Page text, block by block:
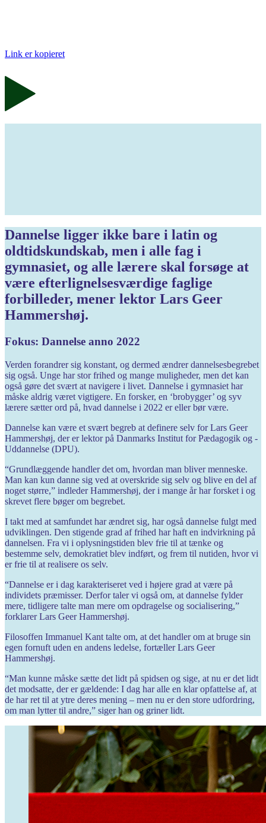
Link er kopieret
Dannelse ligger ikke bare i latin og
oldtidskundskab, men i alle fag i
gymnasiet, og alle lærere skal forsøge at
være efterlignelsesværdige faglige
forbilleder, mener lektor Lars Geer
Hammershøj.
Fokus: Dannelse anno 2022
Verden forandrer sig konstant, og dermed ændrer dannelsesbegrebet
sig også. Unge har stor frihed og mange muligheder, men det kan
også gøre det svært at navigere i livet. Dannelse i gymnasiet har
måske aldrig været vigtigere. En forsker, en ‘brobygger’ og syv
lærere sætter ord på, hvad dannelse i 2022 er eller bør være.
Dannelse kan være et svært begreb at definere selv for Lars Geer
Hammershøj, der er lektor på Danmarks Institut for Pædagogik og ­
Uddannelse (DPU).
“Grundlæggende handler det om, hvordan man bliver menneske.
Man kan kun danne sig ved at ­overskride sig selv og blive en del af
noget større,” indleder Hammershøj, der i mange år har forsket i og
skrevet flere bøger om begrebet.
I takt med at samfundet har ­ændret sig, har også dannelse fulgt med
udviklingen. Den stigende grad af frihed har haft en indvirkning på
dannelsen. Fra vi i oplysningstiden blev frie til at tænke og
bestemme selv, demokratiet blev indført, og frem til nutiden, hvor vi
er frie til at realisere os selv.
“Dannelse er i dag karakteriseret ved i højere grad at være på
individets præmisser. Derfor taler vi også om, at dannelse fylder
mere, tidligere talte man mere om opdragelse og socialisering,”
forklarer Lars Geer Hammershøj.
Filosoffen Immanuel Kant talte om, at det handler om at bruge sin
egen fornuft uden en andens ledelse, fortæller Lars Geer
Hammershøj.
“Man kunne måske sætte det lidt på spidsen og sige, at nu er det lidt
det modsatte, der er gældende: I dag har alle en klar opfattelse af, at
de har ret til at ytre deres mening – men nu er den store udfordring,
om man lytter til andre,” siger han og griner lidt.